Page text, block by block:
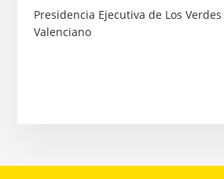
Presidencia Ejecutiva de Los
Valenciano